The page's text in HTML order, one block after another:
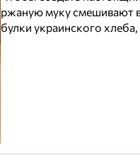
ржаную муку смешивают
булки украинского